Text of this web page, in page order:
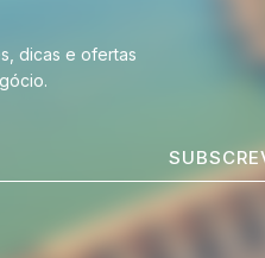
dicas e ofertas